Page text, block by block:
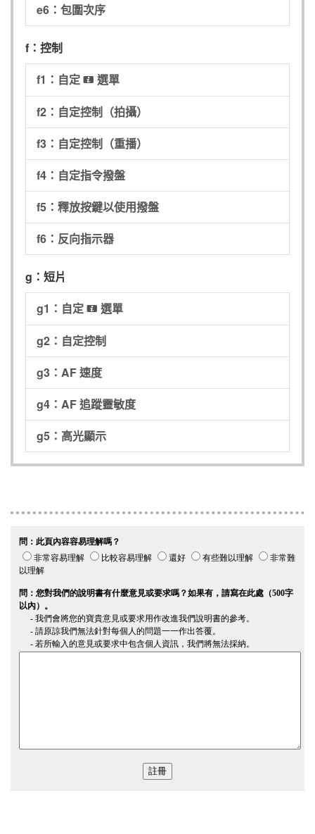
e6：包圍次序
f：控制
f1：自定 i 選單
f2：自定控制（拍攝）
f3：自定控制（重播）
f4：自定指令撥盤
f5：釋放按鍵以使用撥盤
f6：反向指示器
g：短片
g1：自定 i 選單
g2：自定控制
g3：AF 速度
g4：AF 追蹤靈敏度
g5：高光顯示